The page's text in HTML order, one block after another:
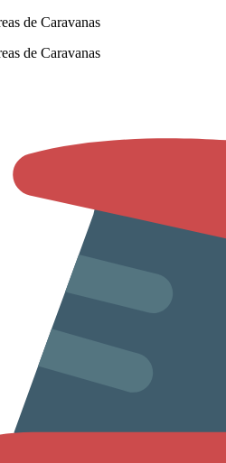
de Caravanas
de Caravanas